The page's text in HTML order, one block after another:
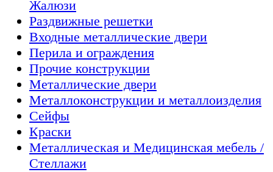
Жалюзи
Раздвижные решетки
Входные металлические двери
Перила и ограждения
Прочие конструкции
Металлические двери
Металлоконструкции и металлоизделия
Сейфы
Краски
Металлическая и Медицинская мебель /
Стеллажи